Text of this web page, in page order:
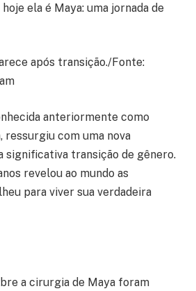
ela é Maya: uma jornada de
após transição./Fonte:
anteriormente como
ressurgiu com uma nova
significativa transição de gênero.
revelou ao mundo as
para viver sua verdadeira
a cirurgia de Maya foram